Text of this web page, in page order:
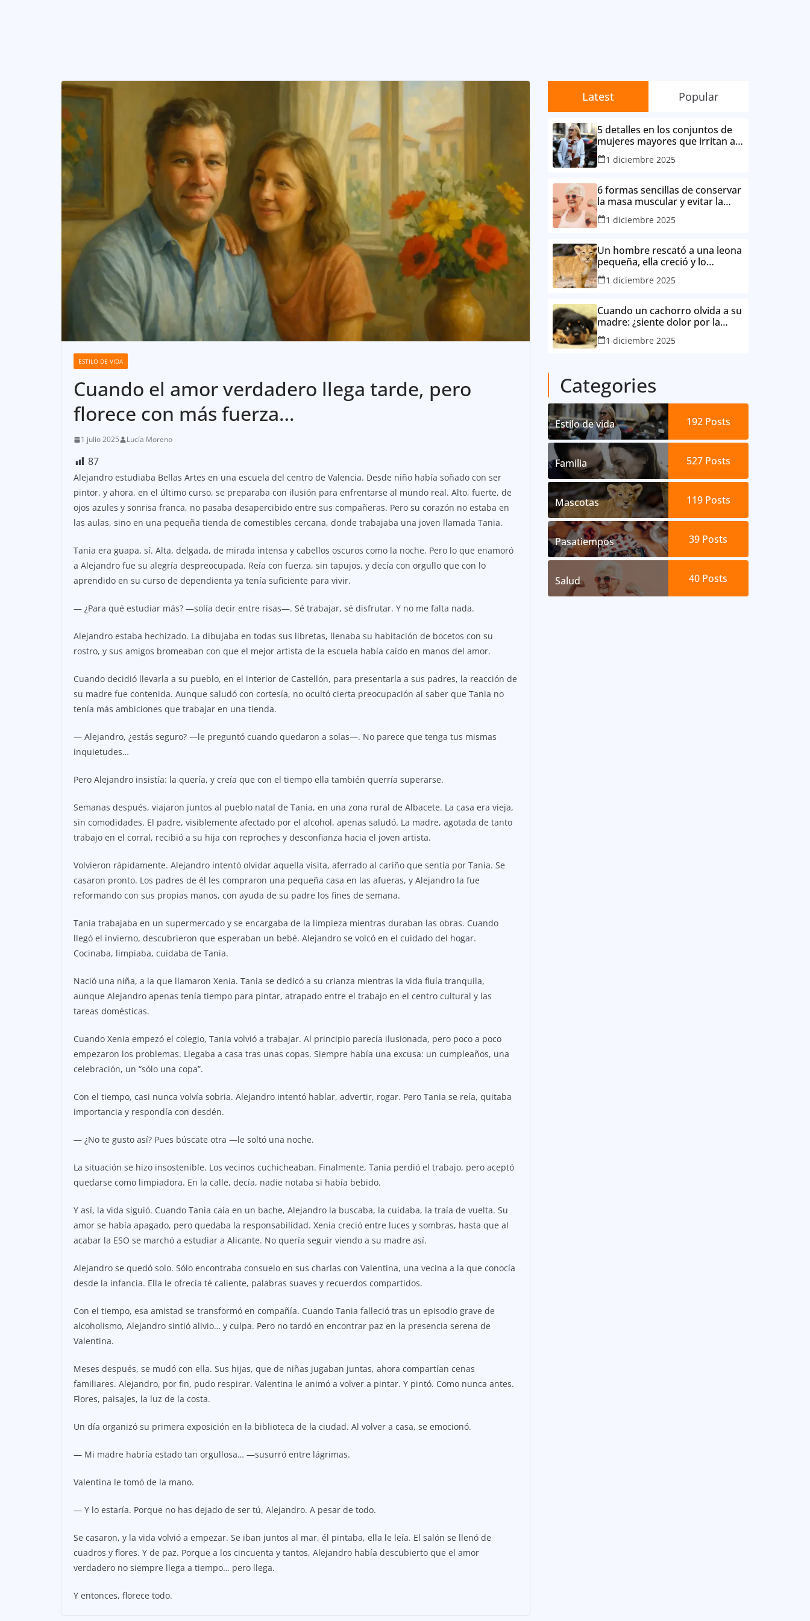
ESTILO DE VIDA
Cuando el amor verdadero llega tarde, pero
florece con más fuerza…
1 julio 2025 Lucía Moreno
87
Alejandro estudiaba Bellas Artes en una escuela del centro de Valencia. Desde niño había soñado con ser
pintor, y ahora, en el último curso, se preparaba con ilusión para enfrentarse al mundo real. Alto, fuerte, de
ojos azules y sonrisa franca, no pasaba desapercibido entre sus compañeras. Pero su corazón no estaba en
las aulas, sino en una pequeña tienda de comestibles cercana, donde trabajaba una joven llamada Tania.
Tania era guapa, sí. Alta, delgada, de mirada intensa y cabellos oscuros como la noche. Pero lo que enamoró
a Alejandro fue su alegría despreocupada. Reía con fuerza, sin tapujos, y decía con orgullo que con lo
aprendido en su curso de dependienta ya tenía suficiente para vivir.
— ¿Para qué estudiar más? —solía decir entre risas—. Sé trabajar, sé disfrutar. Y no me falta nada.
Alejandro estaba hechizado. La dibujaba en todas sus libretas, llenaba su habitación de bocetos con su
rostro, y sus amigos bromeaban con que el mejor artista de la escuela había caído en manos del amor.
Cuando decidió llevarla a su pueblo, en el interior de Castellón, para presentarla a sus padres, la reacción de
su madre fue contenida. Aunque saludó con cortesía, no ocultó cierta preocupación al saber que Tania no
tenía más ambiciones que trabajar en una tienda.
— Alejandro, ¿estás seguro? —le preguntó cuando quedaron a solas—. No parece que tenga tus mismas
inquietudes…
Pero Alejandro insistía: la quería, y creía que con el tiempo ella también querría superarse.
Semanas después, viajaron juntos al pueblo natal de Tania, en una zona rural de Albacete. La casa era vieja,
sin comodidades. El padre, visiblemente afectado por el alcohol, apenas saludó. La madre, agotada de tanto
trabajo en el corral, recibió a su hija con reproches y desconfianza hacia el joven artista.
Volvieron rápidamente. Alejandro intentó olvidar aquella visita, aferrado al cariño que sentía por Tania. Se
casaron pronto. Los padres de él les compraron una pequeña casa en las afueras, y Alejandro la fue
reformando con sus propias manos, con ayuda de su padre los fines de semana.
Tania trabajaba en un supermercado y se encargaba de la limpieza mientras duraban las obras. Cuando
llegó el invierno, descubrieron que esperaban un bebé. Alejandro se volcó en el cuidado del hogar.
Cocinaba, limpiaba, cuidaba de Tania.
Nació una niña, a la que llamaron Xenia. Tania se dedicó a su crianza mientras la vida fluía tranquila,
aunque Alejandro apenas tenía tiempo para pintar, atrapado entre el trabajo en el centro cultural y las
tareas domésticas.
Cuando Xenia empezó el colegio, Tania volvió a trabajar. Al principio parecía ilusionada, pero poco a poco
empezaron los problemas. Llegaba a casa tras unas copas. Siempre había una excusa: un cumpleaños, una
celebración, un “sólo una copa”.
Con el tiempo, casi nunca volvía sobria. Alejandro intentó hablar, advertir, rogar. Pero Tania se reía, quitaba
importancia y respondía con desdén.
— ¿No te gusto así? Pues búscate otra —le soltó una noche.
La situación se hizo insostenible. Los vecinos cuchicheaban. Finalmente, Tania perdió el trabajo, pero aceptó
quedarse como limpiadora. En la calle, decía, nadie notaba si había bebido.
Y así, la vida siguió. Cuando Tania caía en un bache, Alejandro la buscaba, la cuidaba, la traía de vuelta. Su
amor se había apagado, pero quedaba la responsabilidad. Xenia creció entre luces y sombras, hasta que al
acabar la ESO se marchó a estudiar a Alicante. No quería seguir viendo a su madre así.
Alejandro se quedó solo. Sólo encontraba consuelo en sus charlas con Valentina, una vecina a la que conocía
desde la infancia. Ella le ofrecía té caliente, palabras suaves y recuerdos compartidos.
Con el tiempo, esa amistad se transformó en compañía. Cuando Tania falleció tras un episodio grave de
alcoholismo, Alejandro sintió alivio… y culpa. Pero no tardó en encontrar paz en la presencia serena de
Valentina.
Meses después, se mudó con ella. Sus hijas, que de niñas jugaban juntas, ahora compartían cenas
familiares. Alejandro, por fin, pudo respirar. Valentina le animó a volver a pintar. Y pintó. Como nunca antes.
Flores, paisajes, la luz de la costa.
Un día organizó su primera exposición en la biblioteca de la ciudad. Al volver a casa, se emocionó.
— Mi madre habría estado tan orgullosa… —susurró entre lágrimas.
Valentina le tomó de la mano.
— Y lo estaría. Porque no has dejado de ser tú, Alejandro. A pesar de todo.
Se casaron, y la vida volvió a empezar. Se iban juntos al mar, él pintaba, ella le leía. El salón se llenó de
cuadros y flores. Y de paz. Porque a los cincuenta y tantos, Alejandro había descubierto que el amor
verdadero no siempre llega a tiempo… pero llega.
Y entonces, florece todo.
Latest Popular
5 detalles en los conjuntos de
mujeres mayores que irritan a
sus contemporáneas.
1 diciembre 2025
6 formas sencillas de conservar
la masa muscular y evitar la
degradación corporal por la
edad
1 diciembre 2025
Un hombre rescató a una leona
pequeña, ella creció y lo
consideró su mejor amigo
1 diciembre 2025
Cuando un cachorro olvida a su
madre: ¿siente dolor por la
separación?
1 diciembre 2025
Categories
Estilo de vida 192 Posts
Familia 527 Posts
Mascotas 119 Posts
Pasatiempos 39 Posts
Salud 40 Posts